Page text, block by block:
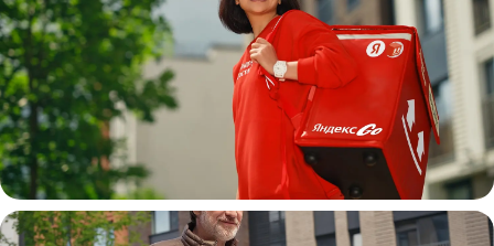
Пеший курьер